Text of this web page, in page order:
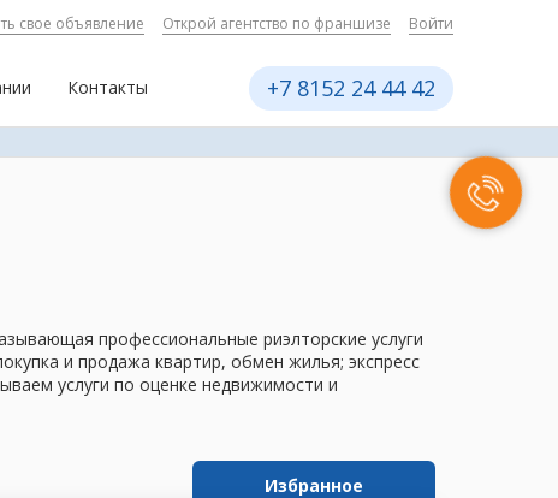
свое объявление Открой агентство по франшизе Войти
Контакты +7 8152 24 44 42
профессиональные риэлторские услуги
и продажа квартир, обмен жилья; экспресс
услуги по оценке недвижимости и
Избранное